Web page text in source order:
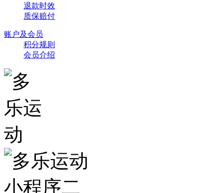
退款时效
质保赔付
账户及会员
积分规则
会员介绍